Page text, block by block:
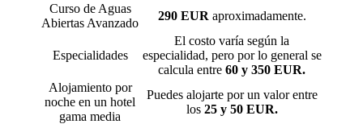
Curso de Aguas
Abiertas Avanzado
290 EUR aproximadamente.
Especialidades
El costo varía según la
especialidad, pero por lo general se
calcula entre 60 y 350 EUR.
Alojamiento por
noche en un hotel
gama media
Puedes alojarte por un valor entre
los 25 y 50 EUR.